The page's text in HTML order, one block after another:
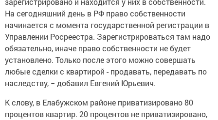
На сегодняшний день в РФ право собственности
начинается с момента государственной регистрации в
Управлении Росреестра. Зарегистрироваться там надо
обязательно, иначе право собственности не будет
установлено. Только после этого можно совершать
любые сделки с квартирой - продавать, передавать по
наследству, − добавил Евгений Юрьевич.
К слову, в Елабужском районе приватизировано 80
процентов квартир. 20 процентов не приватизировано,